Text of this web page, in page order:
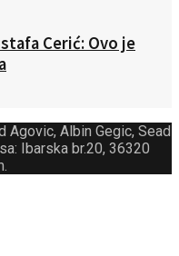
Cerić: Ovo je
Agovic, Albin Gegic, Sead
Ibarska br.20, 36320
.